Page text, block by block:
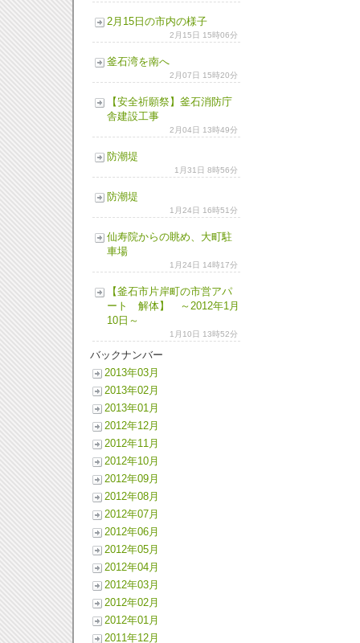
2月15日の市内の様子
2月15日 15時06分
釜石湾を南へ
2月07日 15時20分
【安全祈願祭】釜石消防庁
舎建設工事
2月04日 13時49分
防潮堤
1月31日 8時56分
防潮堤
1月24日 16時51分
仙寿院からの眺め、大町駐
車場
1月24日 14時17分
【釜石市片岸町の市営アパ
ート 解体】 ～2012年1月
10日～
1月10日 13時52分
バックナンバー
2013年03月
2013年02月
2013年01月
2012年12月
2012年11月
2012年10月
2012年09月
2012年08月
2012年07月
2012年06月
2012年05月
2012年04月
2012年03月
2012年02月
2012年01月
2011年12月